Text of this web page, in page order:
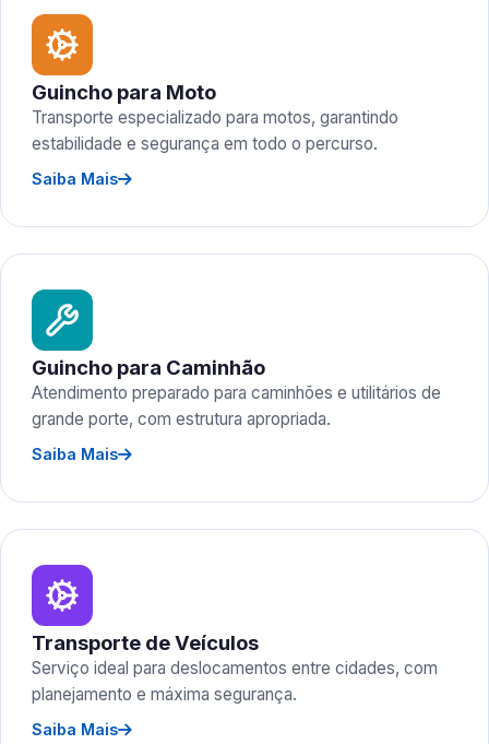
Guincho para Moto
Transporte especializado para motos, garantindo
estabilidade e segurança em todo o percurso.
Saiba Mais
Guincho para Caminhão
Atendimento preparado para caminhões e utilitários de
grande porte, com estrutura apropriada.
Saiba Mais
Transporte de Veículos
Serviço ideal para deslocamentos entre cidades, com
planejamento e máxima segurança.
Saiba Mais